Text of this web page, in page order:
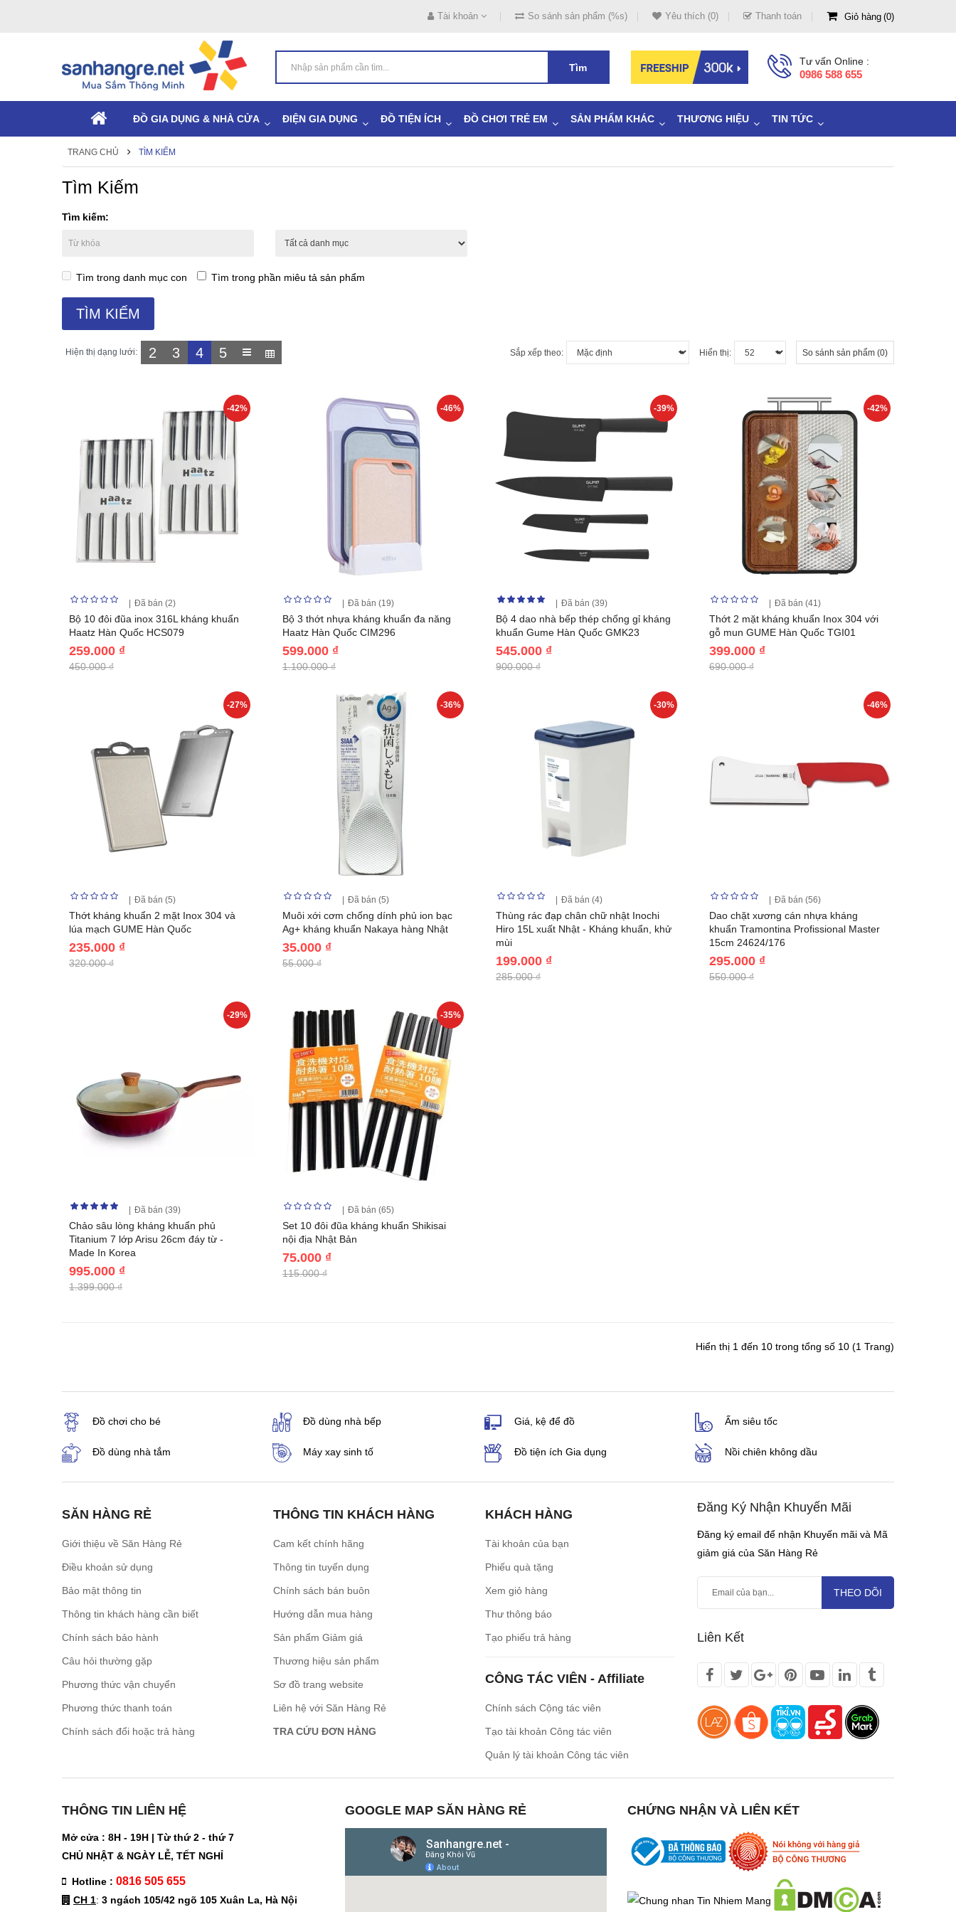
Tài khoản So sánh sản phẩm (%s) Yêu thích (0) Thanh toán Giỏ hàng 0
Tìm
Tư vấn Online :
0986 588 655
ĐỒ GIA DỤNG & NHÀ CỬA ĐIỆN GIA DỤNG ĐỒ TIỆN ÍCH ĐỒ CHƠI TRẺ EM SẢN PHẨM KHÁC THƯƠNG HIỆU TIN TỨC
TRANG CHỦ TÌM KIẾM
Tìm Kiếm
Tìm kiếm:
Tìm trong danh mục con Tìm trong phần miêu tả sản phẩm
Hiện thị dạng lưới: 2 3 4 5 Sắp xếp theo: Hiển thị: So sánh sản phẩm (0)
-42%
Đã bán (2)
Bộ 10 đôi đũa inox 316L kháng khuẩn
Haatz Hàn Quốc HCS079
259.000 ₫
450.000 ₫
-46%
Đã bán (19)
Bộ 3 thớt nhựa kháng khuẩn đa năng
Haatz Hàn Quốc CIM296
599.000 ₫
1.100.000 ₫
-39%
Đã bán (39)
Bộ 4 dao nhà bếp thép chống gỉ kháng
khuẩn Gume Hàn Quốc GMK23
545.000 ₫
900.000 ₫
-42%
Đã bán (41)
Thớt 2 mặt kháng khuẩn Inox 304 với
gỗ mun GUME Hàn Quốc TGI01
399.000 ₫
690.000 ₫
-27%
Đã bán (5)
Thớt kháng khuẩn 2 mặt Inox 304 và
lúa mạch GUME Hàn Quốc
235.000 ₫
320.000 ₫
-36%
Đã bán (5)
Muôi xới cơm chống dính phủ ion bạc
Ag+ kháng khuẩn Nakaya hàng Nhật
35.000 ₫
55.000 ₫
-30%
Đã bán (4)
Thùng rác đạp chân chữ nhật Inochi
Hiro 15L xuất Nhật - Kháng khuẩn, khử
mùi
199.000 ₫
285.000 ₫
-46%
Đã bán (56)
Dao chặt xương cán nhựa kháng
khuẩn Tramontina Profissional Master
15cm 24624/176
295.000 ₫
550.000 ₫
-29%
Đã bán (39)
Chảo sâu lòng kháng khuẩn phủ
Titanium 7 lớp Arisu 26cm đáy từ -
Made In Korea
995.000 ₫
1.399.000 ₫
-35%
Đã bán (65)
Set 10 đôi đũa kháng khuẩn Shikisai
nội địa Nhật Bản
75.000 ₫
115.000 ₫
Hiển thị 1 đến 10 trong tổng số 10 (1 Trang)
Đồ chơi cho bé
Đồ dùng nhà tắm
Đồ dùng nhà bếp
Máy xay sinh tố
Giá, kệ để đồ
Đồ tiện ích Gia dụng
Ấm siêu tốc
Nồi chiên không dầu
SĂN HÀNG RẺ
Giới thiệu về Săn Hàng Rẻ
Điều khoản sử dụng
Bảo mật thông tin
Thông tin khách hàng cần biết
Chính sách bảo hành
Câu hỏi thường gặp
Phương thức vận chuyển
Phương thức thanh toán
Chính sách đổi hoặc trả hàng
THÔNG TIN KHÁCH HÀNG
Cam kết chính hãng
Thông tin tuyển dụng
Chính sách bán buôn
Hướng dẫn mua hàng
Sản phẩm Giảm giá
Thương hiệu sản phẩm
Sơ đồ trang website
Liên hệ với Săn Hàng Rẻ
TRA CỨU ĐƠN HÀNG
KHÁCH HÀNG
Tài khoản của bạn
Phiếu quà tặng
Xem giỏ hàng
Thư thông báo
Tạo phiếu trả hàng
CÔNG TÁC VIÊN - Affiliate
Chính sách Cộng tác viên
Tạo tài khoản Công tác viên
Quản lý tài khoản Công tác viên
Đăng Ký Nhận Khuyến Mãi
Đăng ký email để nhận Khuyến mãi và Mã
giảm giá của Săn Hàng Rẻ
THEO DÕI
Liên Kết
THÔNG TIN LIÊN HỆ
Mở cửa : 8H - 19H | Từ thứ 2 - thứ 7
CHỦ NHẬT & NGÀY LỄ, TẾT NGHỈ
Hotline : 0816 505 655
CH 1: 3 ngách 105/42 ngõ 105 Xuân La, Hà Nội
GOOGLE MAP SĂN HÀNG RẺ CHỨNG NHẬN VÀ LIÊN KẾT